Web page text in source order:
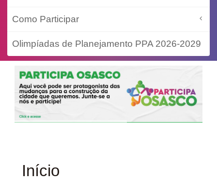
Como Participar
Olimpíadas de Planejamento PPA 2026-2029
Início